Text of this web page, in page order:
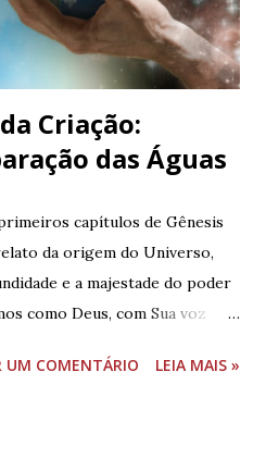
Criação:
das Águas
capítulos de Gênesis
da origem do Universo,
e a majestade do poder
como Deus, com Sua voz
no segundo dia, somos
UM COMENTÁRIO LEIA MAIS »